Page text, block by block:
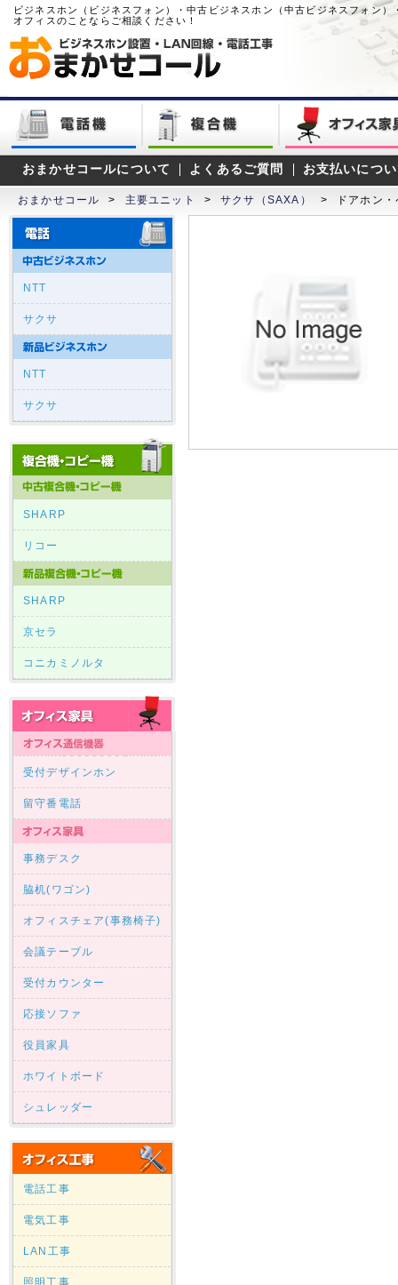
ビジネスホン（ビジネスフォン）・中古ビジネスホン（中古ビジネスフォン
オフィスのことならご相談ください！
おまかせコールについて よくあるご質問 お支払いにつ
おまかせコール > 主要ユニット > サクサ（SAXA） > ドアホン
NTT
サクサ
NTT
サクサ
SHARP
リコー
SHARP
京セラ
コニカミノルタ
受付デザインホン
留守番電話
事務デスク
脇机(ワゴン)
オフィスチェア(事務椅子)
会議テーブル
受付カウンター
応接ソファ
役員家具
ホワイトボード
シュレッダー
電話工事
電気工事
LAN工事
照明工事